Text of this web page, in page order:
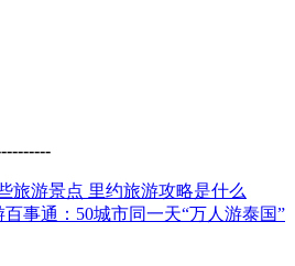
旅游景点 里约旅游攻略是什么
事通：50城市同一天“万人游泰国”